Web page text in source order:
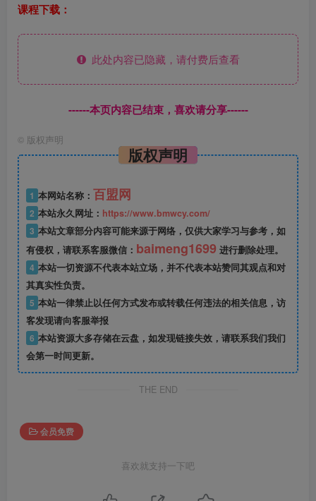
课程下载：
此处内容已隐藏，请付费后查看
------本页内容已结束，喜欢请分享------
© 版权声明
版权声明
1 本网站名称： 百盟网
2 本站永久网址： https://www.bmwcy.com/
3 本站文章部分内容可能来源于网络，仅供大家学习与参考，如
有侵权，请联系客服微信： baimeng1699 进行删除处理。
4 本站一切资源不代表本站立场，并不代表本站赞同其观点和对
其真实性负责。
5 本站一律禁止以任何方式发布或转载任何违法的相关信息，访
客发现请向客服举报
6 本站资源大多存储在云盘，如发现链接失效，请联系我们我们
会第一时间更新。
THE END
会员免费
喜欢就支持一下吧